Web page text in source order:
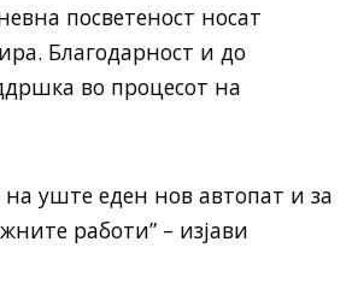
посветеност носат
Благодарност и до
во процесот на
на уште еден нов автопат и за
работи” – изјави